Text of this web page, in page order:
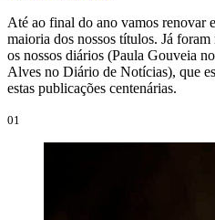
Até ao final do ano vamos renovar
maioria dos nossos títulos. Já
os nossos diários (Paula Gouveia
Alves no Diário de Notícias), que
estas publicações centenárias.
01